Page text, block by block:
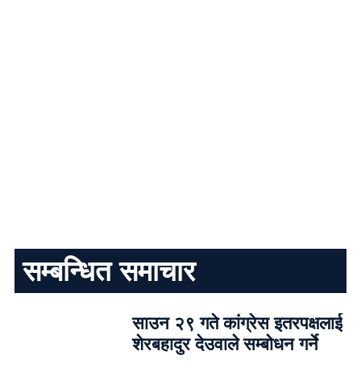
सम्बन्धित समाचार
साउन २९ गते कांग्रेस इतरपक्षलाई
शेरबहादुर देउवाले सम्बोधन गर्ने